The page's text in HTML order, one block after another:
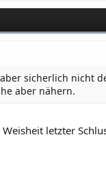
sicherlich nicht
aber nähern.
letzter